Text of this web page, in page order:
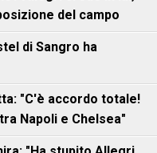
del campo
di Sangro ha
"C'è accordo totale!
Napoli e Chelsea"